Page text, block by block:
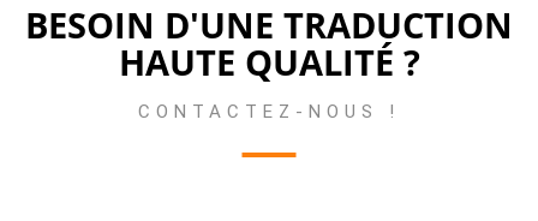
BESOIN D'UNE TRADUCTION
HAUTE QUALITÉ ?
CONTACTEZ-NOUS !